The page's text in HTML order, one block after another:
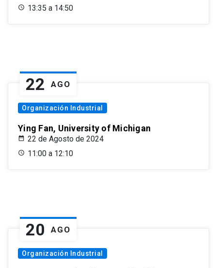
13:35 a 14:50
22 AGO
Organización Industrial
Ying Fan, University of Michigan
22 de Agosto de 2024
11:00 a 12:10
20 AGO
Organización Industrial